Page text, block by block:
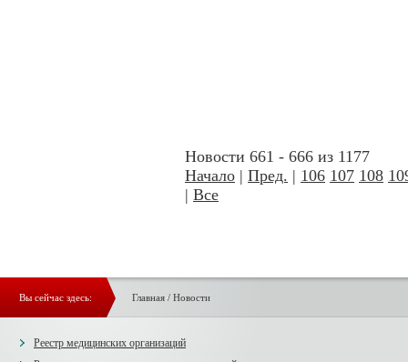
Новости 661 - 666 из 1177
Начало | Пред. | 106 107 108
| Все
Вы сейчас здесь: Главная/ Новости
Реестр медицинских организаций